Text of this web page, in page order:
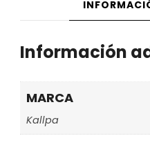
Información
MARCA
Kallpa